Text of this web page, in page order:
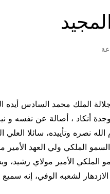
25 لتربع صاحب الجلالة الملك محمد
، أصالة عن نفسه و
نصره وتأييده، سائلا العلي
الملكي ولي العهد
الأمير مولاي رشيد،
لشعبه الوفي، إنه